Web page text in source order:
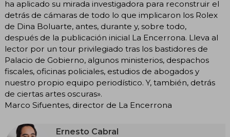
ha aplicado su mirada investigadora para reconstruir el
detrás de cámaras de todo lo que implicaron los Rolex
de Dina Boluarte, antes, durante y, sobre todo,
después de la publicación inicial La Encerrona. Lleva al
lector por un tour privilegiado tras los bastidores de
Palacio de Gobierno, algunos ministerios, despachos
fiscales, oficinas policiales, estudios de abogados y
nuestro propio equipo periodístico. Y, también, detrás
de ciertas artes oscuras».
Marco Sifuentes, director de La Encerrona
Ernesto Cabral